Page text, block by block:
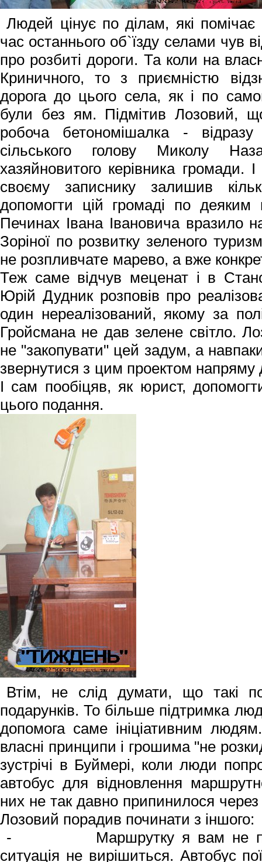
Людей цінує по ділам, які помічає
час останнього об`їзду селами чув
про розбиті дороги. Та коли на
Криничного, то з приємністю
дорога до цього села, як і по
були без ям. Підмітив Лозовий,
робоча бетономішалка -
сільського голову Миколу
хазяйновитого керівника громади.
своєму записнику залишив
допомогти цій громаді по деяким
Печинах Івана Івановича вразило
Зоріної по розвитку зеленого
не розпливчате марево, а вже
Теж саме відчув меценат і в
Юрій Дудник розповів про
один нереалізований, якому за
Гройсмана не дав зелене світло.
не "закопувати" цей задум, а
звернутися з цим проектом напряму
І сам пообіцяв, як юрист,
цього подання.
Втім, не слід думати, що такі
подарунків. То більше підтримка
допомога саме ініціативним
власні принципи і грошима "не
зустрічі в Буймері, коли люди
автобус для відновлення
них не так давно припинилося через
Лозовий порадив починати з іншого:
- Маршрутку я вам не
ситуація не вирішиться. Автобус